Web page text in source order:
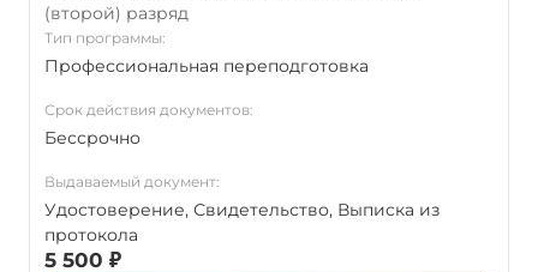
(второй) разряд
Тип программы:
Профессиональная переподготовка
Срок действия документов:
Бессрочно
Выдаваемый документ:
Удостоверение, Свидетельство, Выписка из
протокола
5 500 ₽